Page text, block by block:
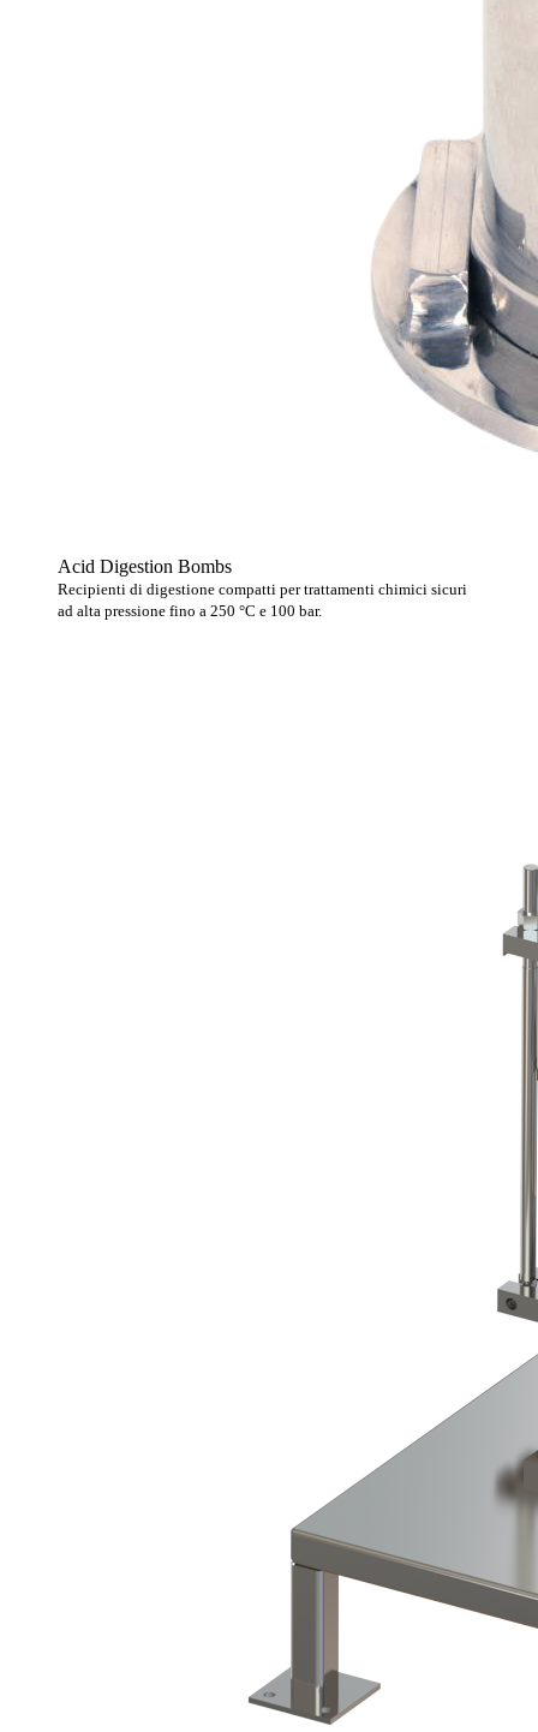
Acid Digestion Bombs
Recipienti di digestione compatti per trattamenti chimici sicuri
ad alta pressione fino a 250 °C e 100 bar.